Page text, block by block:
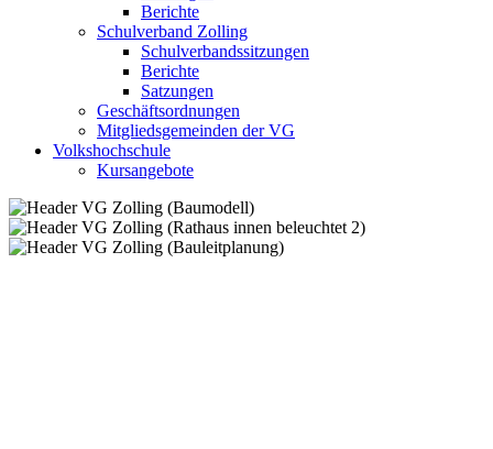
Berichte
Schulverband Zolling
Schulverbandssitzungen
Berichte
Satzungen
Geschäftsordnungen
Mitgliedsgemeinden der VG
Volkshochschule
Kursangebote